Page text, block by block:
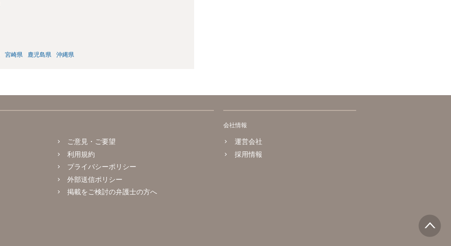
宮崎県 鹿児島県 沖縄県
ご意見・ご要望
利用規約
プライバシーポリシー
外部送信ポリシー
掲載をご検討の弁護士の方へ
会社情報
運営会社
採用情報